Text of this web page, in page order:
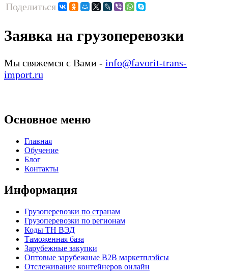
Поделиться
Заявка на грузоперевозки
Мы свяжемся с Вами - info@favorit-trans-
import.ru
Основное меню
Главная
Обучение
Блог
Контакты
Информация
Грузоперевозки по странам
Грузоперевозки по регионам
Коды ТН ВЭД
Таможенная база
Зарубежные закупки
Оптовые зарубежные B2B маркетплэйсы
Отслеживание контейнеров онлайн